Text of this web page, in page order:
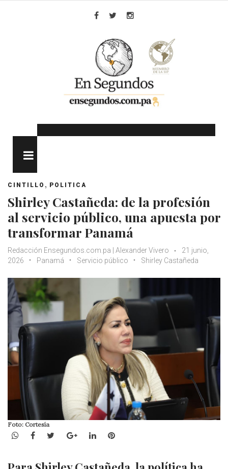
CINTILLO , POLITICA
Shirley Castañeda: de la profesión
al servicio público, una apuesta por
transformar Panamá
Redacción Ensegundos.com.pa | Alexander Vivero
21 junio,
2026
Panamá Servicio público Shirley Castañeda
Foto: Cortesía
WhatsApp
Facebook
TwitterGoogle+LinkedInPinterest